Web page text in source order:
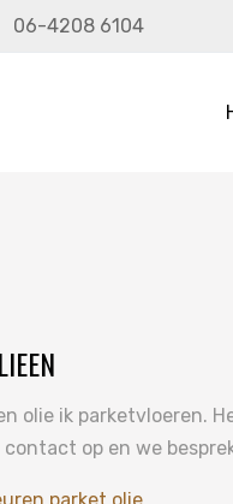
06-4208 6104
olie ik parketvloeren.
contact op en we